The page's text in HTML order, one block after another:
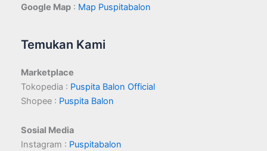
Google Map : Map Puspitabalon
Temukan Kami
Marketplace
Tokopedia : Puspita Balon Official
Shopee : Puspita Balon
Sosial Media
Instagram : Puspitabalon